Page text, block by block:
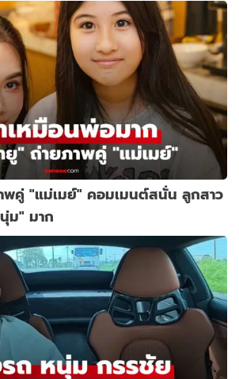
พคู่ "แม่เมย์" คอมเมนต์สนั่น ลูกสาว
ม" มาก